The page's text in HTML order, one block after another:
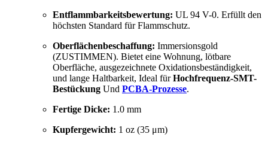
Entflammbarkeitsbewertung: UL 94 V-0. Erfüllt den
höchsten Standard für Flammschutz.
Oberflächenbeschaffung: Immersionsgold
(ZUSTIMMEN). Bietet eine Wohnung, lötbare
Oberfläche, ausgezeichnete Oxidationsbeständigkeit,
und lange Haltbarkeit, Ideal fürHochfrequenz-SMT-
Bestückung Und PCBA-Prozesse.
Fertige Dicke: 1.0 mm
Kupfergewicht: 1 oz (35 μm)